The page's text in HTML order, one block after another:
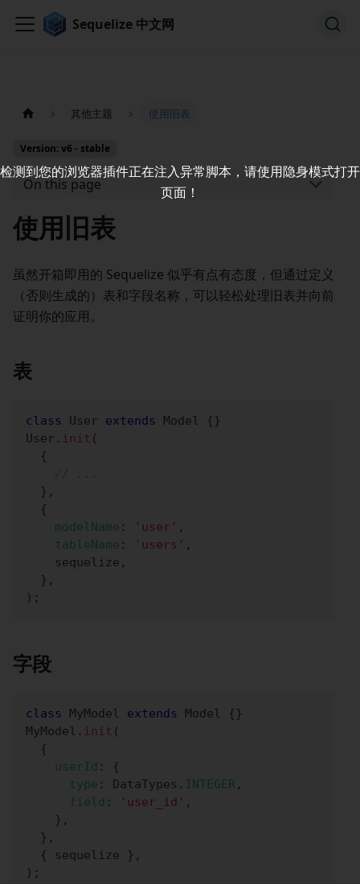
Sequelize 中文网
其他主题 使用旧表
Version: v6 - stable
On this page
使用旧表
虽然开箱即用的 Sequelize 似乎有点有态度，但通过定义
（否则生成的）表和字段名称，可以轻松处理旧表并向前
证明你的应用。
表
class User extends Model { }
User . init (
{
} ,
{
modelName : 'user' ,
tableName : 'users' ,
    sequelize
,
} ,
) ;
字段
class MyModel extends Model { }
MyModel . init (
{
userId :
{
type : DataTypes . INTEGER ,
field : 'user_id' ,
} ,
} ,
{
sequelize } ,
) ;
检测到您的浏览器插件正在注入异常脚本，请使用隐身模式打开
页面！